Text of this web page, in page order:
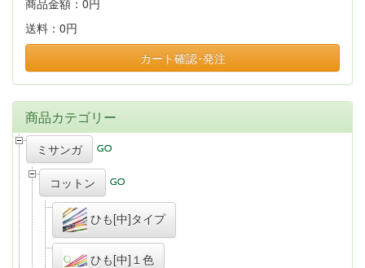
商品金額： 0円
送料： 0円
カート確認･発注
商品カテゴリー
ミサンガ
コットン
ひも[中]タイプ
ひも[中]１色